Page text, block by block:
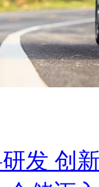
发 创